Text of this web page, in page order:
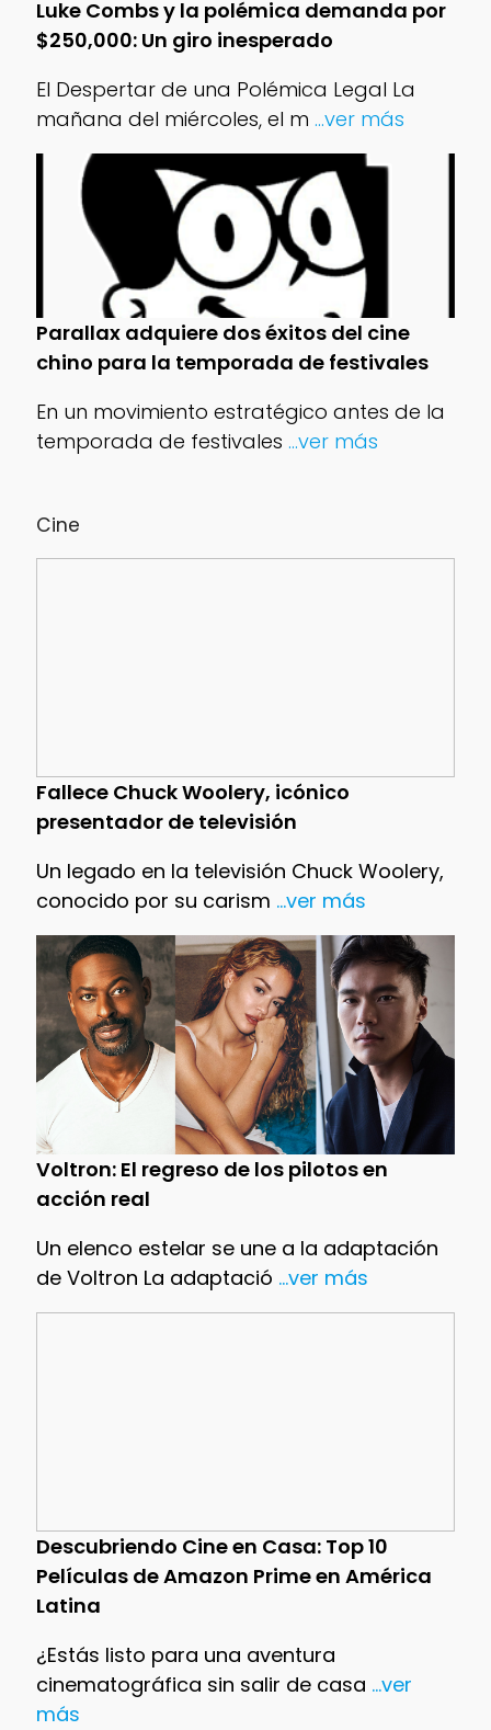
Cine
Fallece Chuck Woolery, icónico
presentador de televisión
Un legado en la televisión Chuck Woolery,
conocido por su carism ...ver más
Voltron: El regreso de los pilotos en
acción real
Un elenco estelar se une a la adaptación
de Voltron La adaptació ...ver más
Descubriendo Cine en Casa: Top 10
Películas de Amazon Prime en América
Latina
¿Estás listo para una aventura
cinematográfica sin salir de casa ...ver
más
Luke Combs y la polémica demanda por
$250,000: Un giro inesperado
El Despertar de una Polémica Legal La
mañana del miércoles, el m ...ver más
Parallax adquiere dos éxitos del cine
chino para la temporada de festivales
En un movimiento estratégico antes de la
temporada de festivales ...ver más